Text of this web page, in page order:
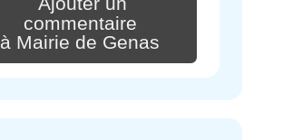
commentaire
à Mairie de Genas